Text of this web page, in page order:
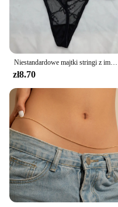
Niestandardowe majtki stringi z imieniem DIY Rhinestone list stringi seksowna dostosowana bielizna stringi spersonalizowana biżuteria bikini prezent
zł8.70